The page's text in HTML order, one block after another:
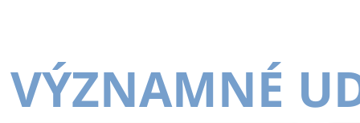
VÝZNAMNÉ